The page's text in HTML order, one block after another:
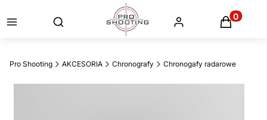
Otwórz wyszukiwarkę
Pro Shooting AKCESORIA Chronografy Chronogafy radarowe